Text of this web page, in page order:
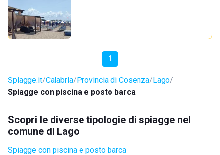
1
Spiagge.it Calabria Provincia di Cosenza Lago
Spiagge con piscina e posto barca
Scopri le diverse tipologie di spiagge nel
comune di Lago
Spiagge con piscina e posto barca